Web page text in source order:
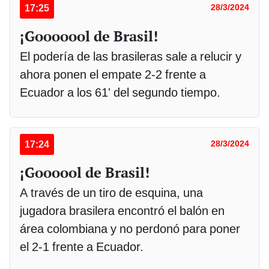
17:25 28/3/2024
¡Gooooool de Brasil!
El podería de las brasileras sale a relucir y
ahora ponen el empate 2-2 frente a
Ecuador a los 61' del segundo tiempo.
17:24 28/3/2024
¡Goooool de Brasil!
A través de un tiro de esquina, una
jugadora brasilera encontró el balón en
área colombiana y no perdonó para poner
el 2-1 frente a Ecuador.